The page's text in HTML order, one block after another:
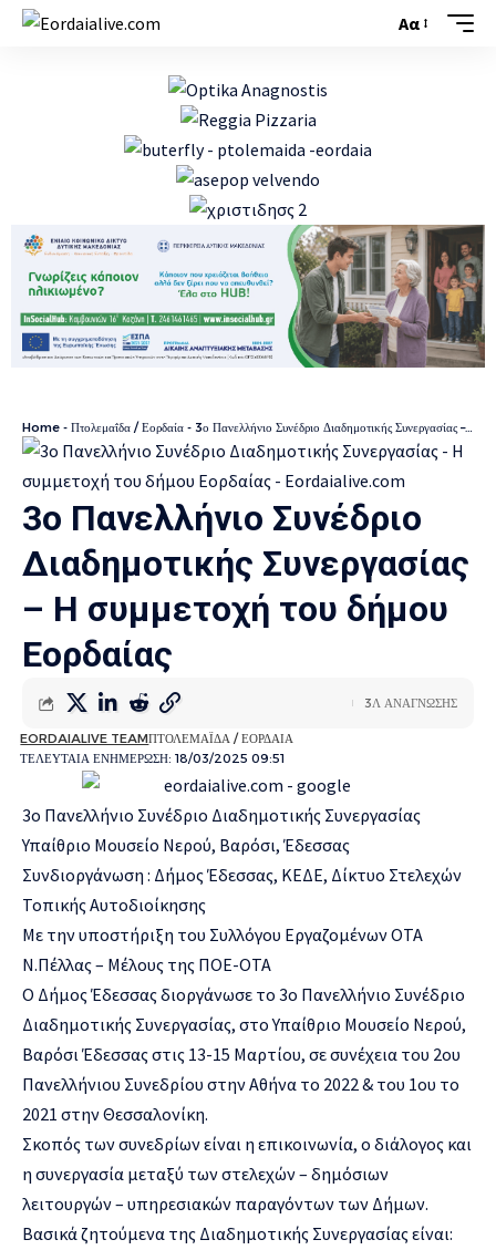
Αα
Home - Πτολεμαΐδα / Εορδαία - 3ο Πανελλήνιο Συνέδριο Διαδημοτικής Συνεργασίας – Η συμμετοχή του δήμου Εορδαίας
3ο Πανελλήνιο Συνέδριο
Διαδημοτικής Συνεργασίας
– Η συμμετοχή του δήμου
Εορδαίας
ΤΕΛΕΥΤΑΙΑ ΕΝΗΜΕΡΩΣΗ: 18/03/2025 09:51
EORDAIALIVE TEAMΠΤΟΛΕΜΑΪΔΑ / ΕΟΡΔΑΙΑ
3Λ ΑΝΑΓΝΩΣΗΣ
3ο Πανελλήνιο Συνέδριο Διαδημοτικής Συνεργασίας
Υπαίθριο Μουσείο Νερού, Βαρόσι, Έδεσσας
Συνδιοργάνωση : Δήμος Έδεσσας, ΚΕΔΕ, Δίκτυο Στελεχών
Τοπικής Αυτοδιοίκησης
Με την υποστήριξη του Συλλόγου Εργαζομένων ΟΤΑ
Ν.Πέλλας – Μέλους της ΠΟΕ-ΟΤΑ
Ο Δήμος Έδεσσαςδιοργάνωσε το 3ο Πανελλήνιο Συνέδριο
Διαδημοτικής Συνεργασίας, στο Υπαίθριο Μουσείο Νερού,
Βαρόσι Έδεσσαςστις 13-15 Μαρτίου, σε συνέχεια του 2ου
Πανελλήνιου Συνεδρίου στην Αθήνα το 2022 & του 1ου το
2021 στηνΘεσσαλονίκη.
Σκοπός των συνεδρίωνείναι η επικοινωνία, ο διάλογος και
η συνεργασία μεταξύ των στελεχών – δημόσιων
λειτουργών – υπηρεσιακών παραγόντων των Δήμων.
Βασικά ζητούμενα της Διαδημοτικής Συνεργασίας είναι: